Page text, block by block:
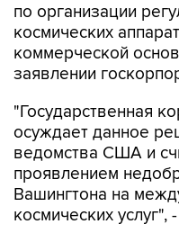
по организации
космических
коммерческой
заявлении
"Государственная
осуждает данное
ведомства США и
проявлением
Вашингтона на
космических услуг",